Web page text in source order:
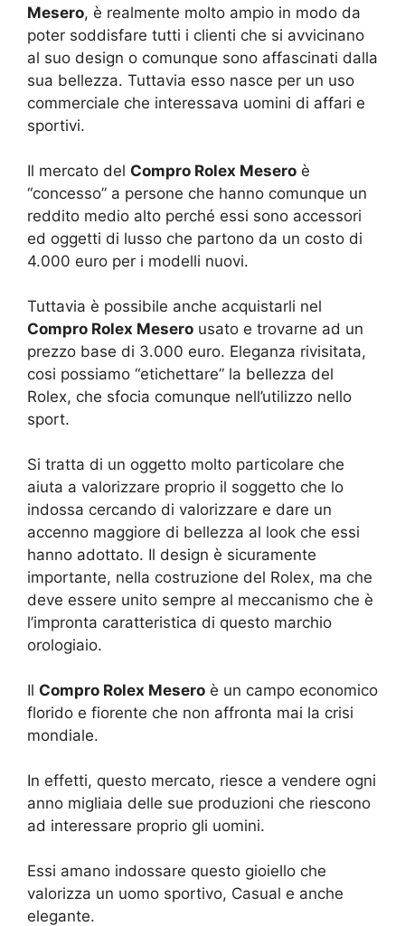
Mesero, è realmente molto ampio in modo da
poter soddisfare tutti i clienti che si avvicinano
al suo design o comunque sono affascinati dalla
sua bellezza. Tuttavia esso nasce per un uso
commerciale che interessava uomini di affari e
sportivi.
Il mercato del Compro Rolex Mesero è
“concesso” a persone che hanno comunque un
reddito medio alto perché essi sono accessori
ed oggetti di lusso che partono da un costo di
4.000 euro per i modelli nuovi.
Tuttavia è possibile anche acquistarli nel
Compro Rolex Mesero usato e trovarne ad un
prezzo base di 3.000 euro. Eleganza rivisitata,
cosi possiamo “etichettare” la bellezza del
Rolex, che sfocia comunque nell’utilizzo nello
sport.
Si tratta di un oggetto molto particolare che
aiuta a valorizzare proprio il soggetto che lo
indossa cercando di valorizzare e dare un
accenno maggiore di bellezza al look che essi
hanno adottato. Il design è sicuramente
importante, nella costruzione del Rolex, ma che
deve essere unito sempre al meccanismo che è
l’impronta caratteristica di questo marchio
orologiaio.
Il Compro Rolex Mesero è un campo economico
florido e fiorente che non affronta mai la crisi
mondiale.
In effetti, questo mercato, riesce a vendere ogni
anno migliaia delle sue produzioni che riescono
ad interessare proprio gli uomini.
Essi amano indossare questo gioiello che
valorizza un uomo sportivo, Casual e anche
elegante.